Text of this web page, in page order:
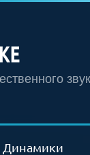
Динамики